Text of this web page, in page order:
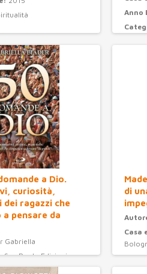
Anno
a Dio.
curiosità,
dei ragazzi che
a pensare da
Gabriella
San Paolo Edizioni
di
Casa
Anno